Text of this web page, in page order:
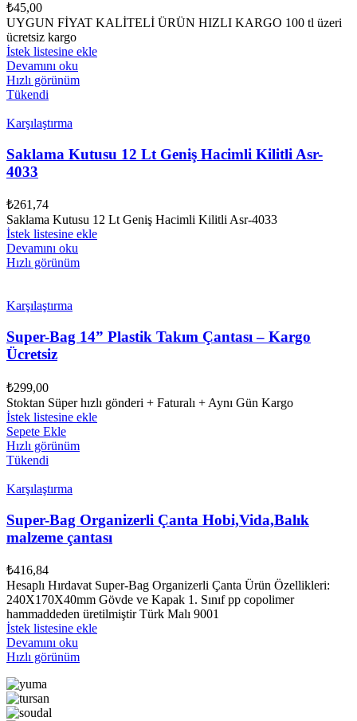
₺45,00
UYGUN FİYAT KALİTELİ ÜRÜN HIZLI KARGO 100 tl üzeri
ücretsiz kargo
İstek listesine ekle
Devamını oku
Hızlı görünüm
Tükendi
Karşılaştırma
Saklama Kutusu 12 Lt Geniş Hacimli Kilitli Asr-
4033
₺261,74
Saklama Kutusu 12 Lt Geniş Hacimli Kilitli Asr-4033
İstek listesine ekle
Devamını oku
Hızlı görünüm
Karşılaştırma
Super-Bag 14” Plastik Takım Çantası – Kargo
Ücretsiz
₺299,00
Stoktan Süper hızlı gönderi + Faturalı + Aynı Gün Kargo
İstek listesine ekle
Sepete Ekle
Hızlı görünüm
Tükendi
Karşılaştırma
Super-Bag Organizerli Çanta Hobi,Vida,Balık
malzeme çantası
₺416,84
Hesaplı Hırdavat Super-Bag Organizerli Çanta Ürün Özellikleri:
240X170X40mm Gövde ve Kapak 1. Sınıf pp copolimer
hammaddeden üretilmiştir Türk Malı 9001
İstek listesine ekle
Devamını oku
Hızlı görünüm